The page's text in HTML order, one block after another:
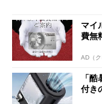
マイ
費無
AD（ク
「
付き